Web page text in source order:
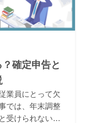
確定申告と
業員にとって欠
では、年末調整
受けられない控